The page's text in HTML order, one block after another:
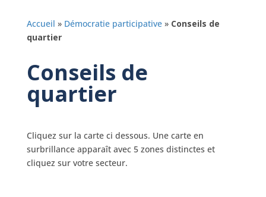
Accueil » Démocratie participative» Conseils de
quartier
Conseils de
quartier
Cliquez sur la carte ci dessous. Une carte en
surbrillance apparaît avec 5 zones distinctes et
cliquez sur votre secteur.